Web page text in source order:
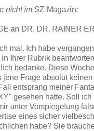
nicht im SZ-Magazin:
an DR. DR. RAINER
mal. Ich habe
Ihrer Rubrik
bedanke. Diese
jene Frage absolut
entsprang meiner
gesehen hatte. Soll ich
unter Vorspiegelung
eines sicher
habe? Sie